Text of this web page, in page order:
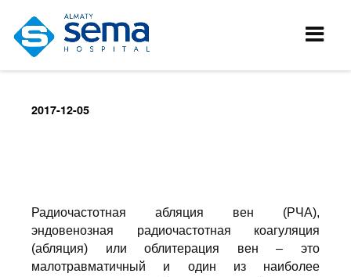
2017-12-05
Радиочастотная абляция вен (РЧА),
эндовенозная радиочастотная коагуляция
(абляция) или облитерация вен – это
малотравматичный и один из наиболее